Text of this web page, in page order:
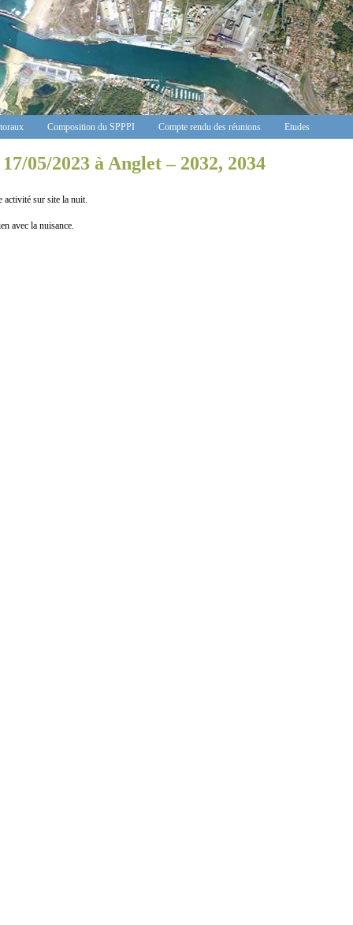
Composition du SPPPI Compte rendu des réunions Etudes
05/2023 à Anglet – 2032, 2034
sur site la nuit.
avec la nuisance.